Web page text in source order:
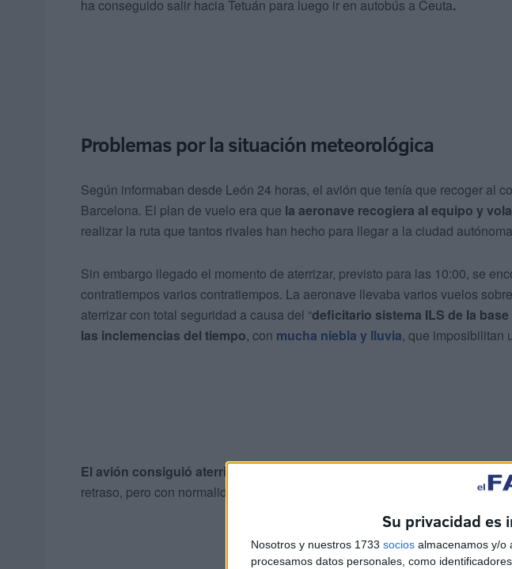
Su privacidad es
Nosotros y nuestros 1733 socios almacenamos y/o
procesamos datos personales, como
ha conseguido salir hacia Tetuán para luego ir en autobús a Ceuta.
Problemas por la situación meteorológica
Según informaban desde León 24 horas, el avión que tenía que recoger al
Barcelona. El plan de vuelo era que la aeronave recogiera al equipo y
realizar la ruta que tantos rivales han hecho para llegar a la ciudad
Sin embargo llegado el momento de aterrizar, previsto para las 10:00, se
contratiempos varios contratiempos. La aeronave llevaba varios vuelos
aterrizar con total seguridad a causa del “deficitario sistema ILS de la
las inclemencias del tiempo, con mucha niebla y lluvia, que imposibilitan
El avión consiguió aterrizar y el vuelo VLJ365K ha conseguido salir
retraso, pero con normalidad, a las 13:00 el avión despegó.